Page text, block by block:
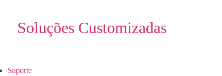
Soluções Customizadas
Suporte